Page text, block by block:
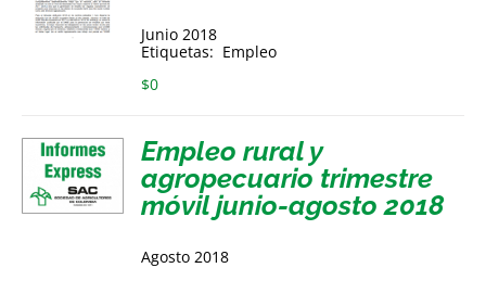
Junio 2018
Etiquetas: Empleo
$0
Empleo rural y
agropecuario trimestre
móvil junio-agosto 2018
Agosto 2018